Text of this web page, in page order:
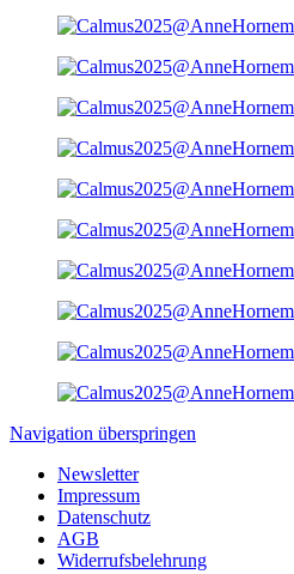
Navigation überspringen
Newsletter
Impressum
Datenschutz
AGB
Widerrufsbelehrung